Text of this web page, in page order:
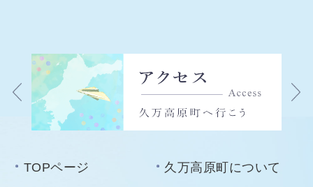
TOPページ
久万高原町について